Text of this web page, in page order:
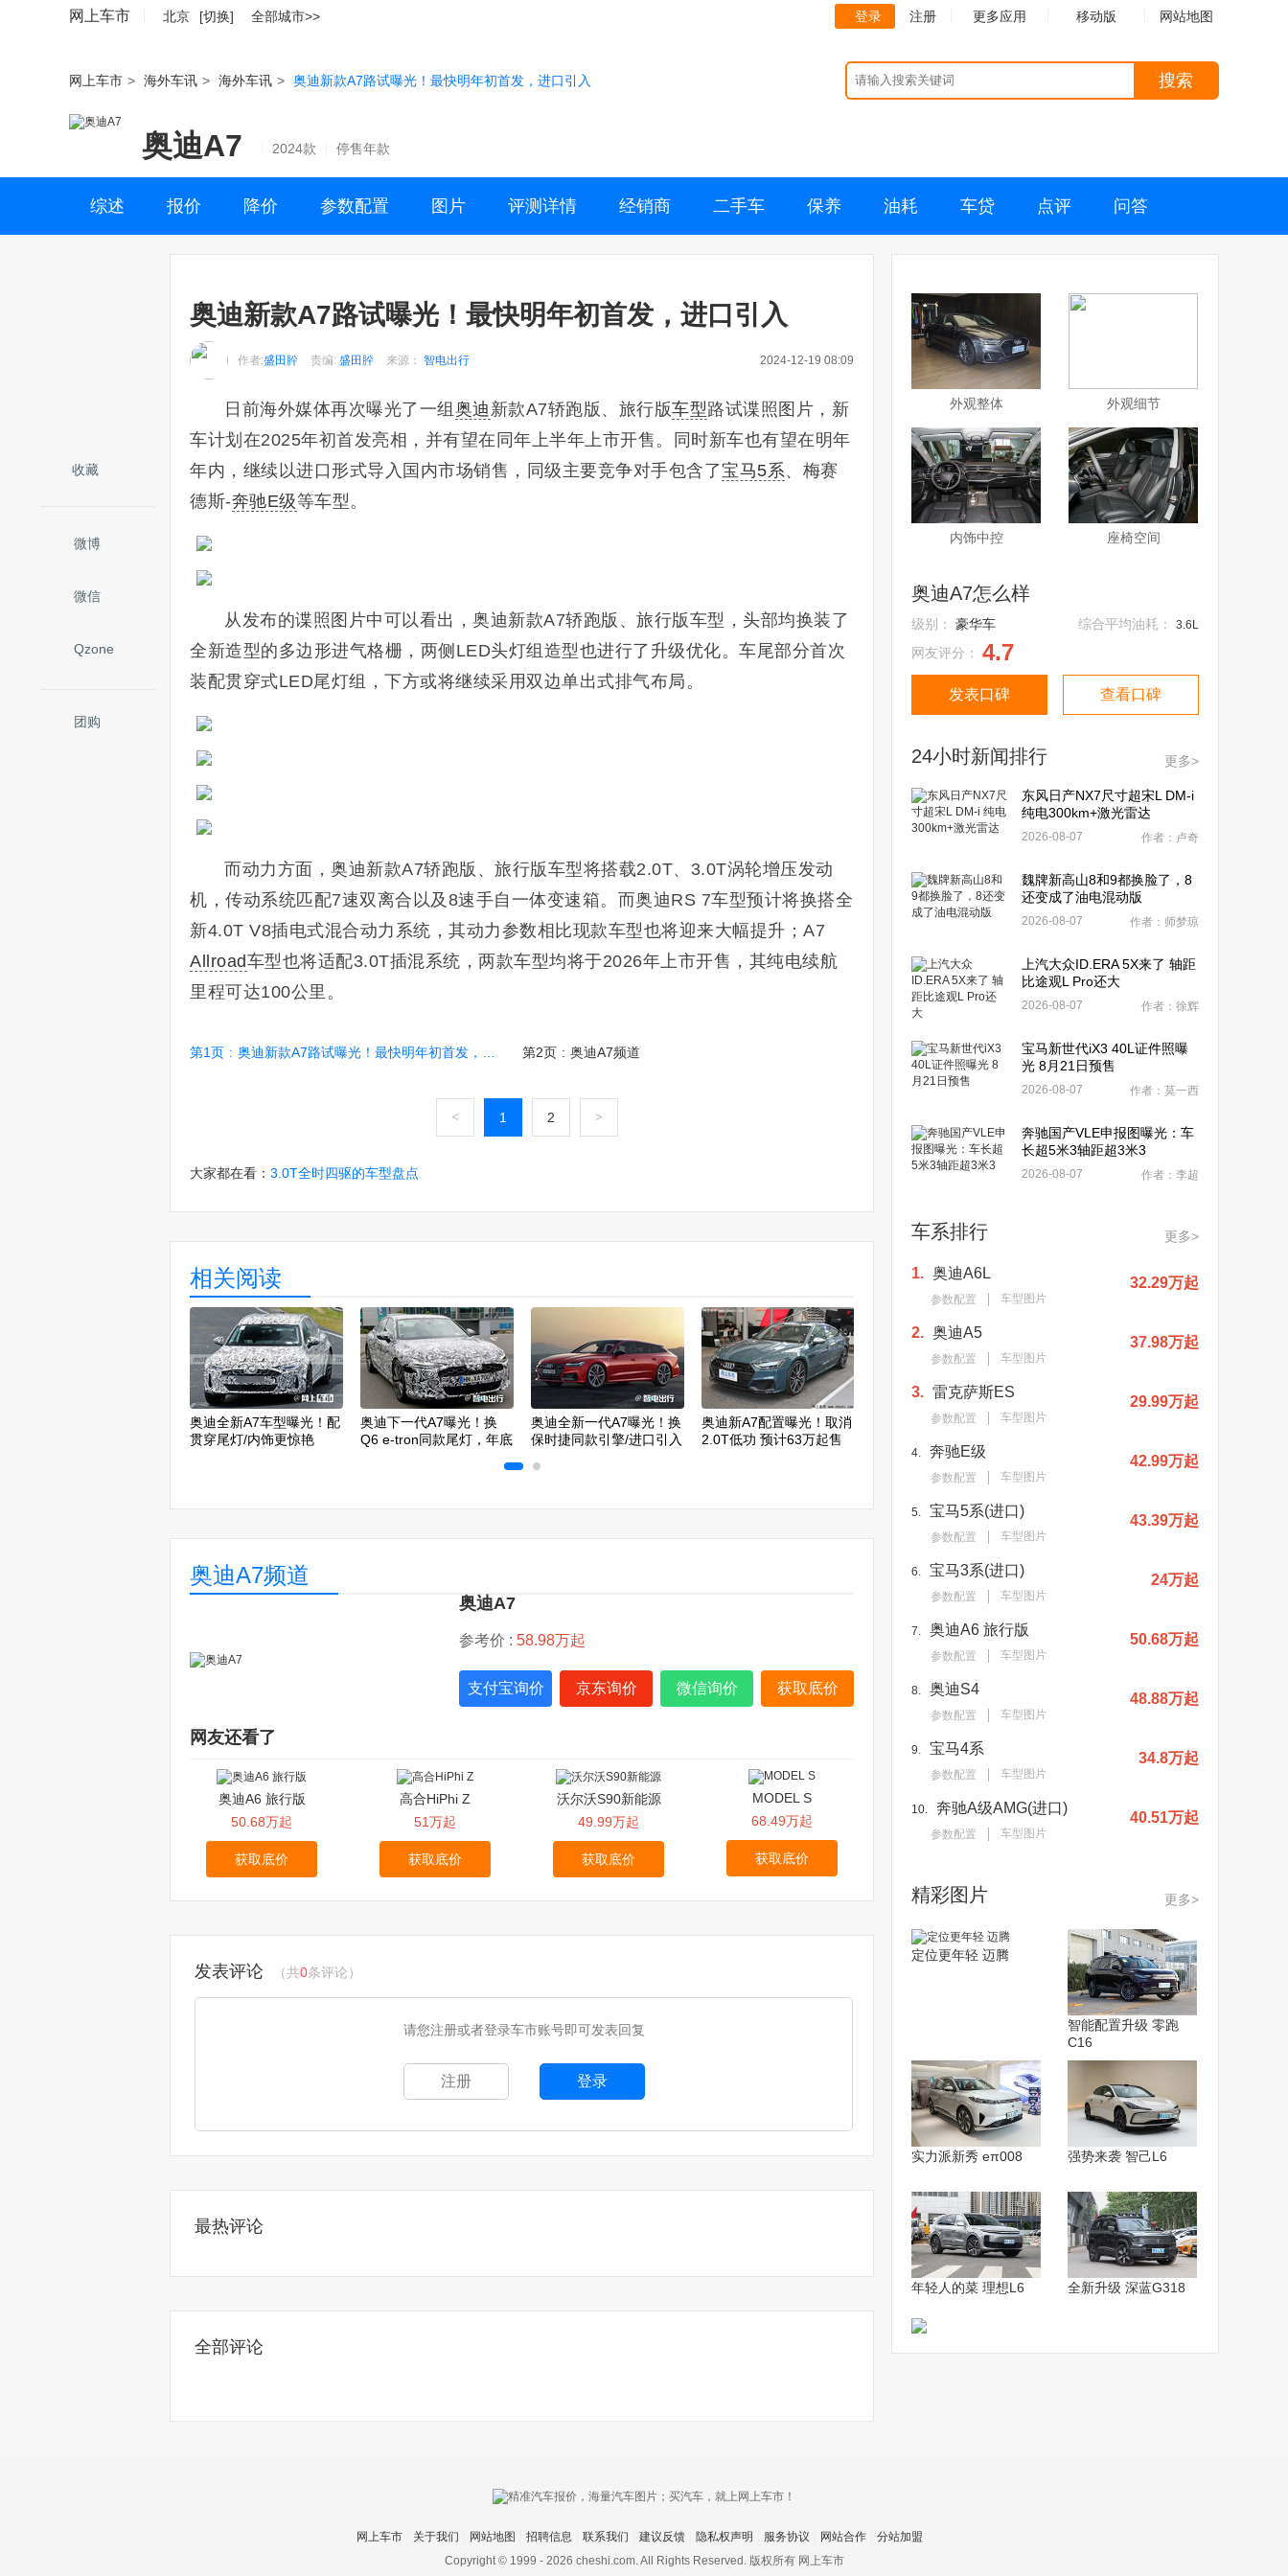
网上车市 北京 [切换] 全部城市>> 登录 注册 更多应用 移动版 网站地图
网上车市 > 海外车讯 > 海外车讯 > 奥迪新款A7路试曝光！最快明年初首发，进口引入 搜索
奥迪A7 2024款 停售年款
综述 报价 降价 参数配置 图片 评测详情 经销商 二手车 保养 油耗 车贷 点评 问答
收藏
微博
微信
Qzone
团购
奥迪新款A7路试曝光！最快明年初首发，进口引入
作者:盛田肸 责编: 盛田肸 来源： 智电出行 2024-12-19 08:09
日前海外媒体再次曝光了一组 奥迪 新款A7轿跑版、旅行版车型路试谍照图片，新
车计划在2025年初首发亮相，并有望在同年上半年上市开售。同时新车也有望在明年
年内，继续以进口形式导入国内市场销售，同级主要竞争对手包含了宝马5系、梅赛
德斯-奔驰E级等车型。
从发布的谍照图片中可以看出，奥迪新款A7轿跑版、旅行版车型，头部均换装了
全新造型的多边形进气格栅，两侧LED头灯组造型也进行了升级优化。车尾部分首次
装配贯穿式LED尾灯组，下方或将继续采用双边单出式排气布局。
而动力方面，奥迪新款A7轿跑版、旅行版车型将搭载2.0T、3.0T涡轮增压发动
机，传动系统匹配7速双离合以及8速手自一体变速箱。而奥迪RS 7车型预计将换搭全
新4.0T V8插电式混合动力系统，其动力参数相比现款车型也将迎来大幅提升；A7
Allroad车型也将适配3.0T插混系统，两款车型均将于2026年上市开售，其纯电续航
里程可达100公里。
第1页 : 奥迪新款A7路试曝光！最快明年初首发，进口引入 第2页 : 奥迪A7频道
< 1 2 >
大家都在看： 3.0T全时四驱的车型盘点
相关阅读
奥迪全新A7车型曝光！配
贯穿尾灯/内饰更惊艳
奥迪下一代A7曝光！换
Q6 e-tron同款尾灯，年底
奥迪全新一代A7曝光！换
保时捷同款引擎/进口引入
奥迪新A7配置曝光！取消
2.0T低功 预计63万起售
奥迪新款A7开启预订！取
奥迪新款A7即将开售！屏
奥迪A7频道
奥迪A7
参考价 : 58.98万起
支付宝询价 京东询价 微信询价 获取底价
网友还看了
奥迪A6 旅行版
50.68万起
获取底价
高合HiPhi Z
51万起
获取底价
沃尔沃S90新能源
49.99万起
获取底价
MODEL S
68.49万起
获取底价
发表评论 （共0条评论）
请您注册或者登录车市账号即可发表回复
注册 登录
最热评论
全部评论
外观整体 外观细节
内饰中控 座椅空间
奥迪A7怎么样
级别： 豪华车 综合平均油耗： 3.6L
网友评分： 4.7
发表口碑 查看口碑
24小时新闻排行 更多>
东风日产NX7尺寸超宋L DM-i
纯电300km+激光雷达
2026-08-07 作者：卢奇
魏牌新高山8和9都换脸了，8
还变成了油电混动版
2026-08-07 作者：师梦琼
上汽大众ID.ERA 5X来了 轴距
比途观L Pro还大
2026-08-07 作者：徐辉
宝马新世代iX3 40L证件照曝
光 8月21日预售
2026-08-07 作者：莫一西
奔驰国产VLE申报图曝光：车
长超5米3轴距超3米3
2026-08-07 作者：李超
车系排行 更多>
1. 奥迪A6L
参数配置 车型图片
32.29万起
2. 奥迪A5
参数配置 车型图片
37.98万起
3. 雷克萨斯ES
参数配置 车型图片
29.99万起
4. 奔驰E级
参数配置 车型图片
42.99万起
5. 宝马5系(进口)
参数配置 车型图片
43.39万起
6. 宝马3系(进口)
参数配置 车型图片
24万起
7. 奥迪A6 旅行版
参数配置 车型图片
50.68万起
8. 奥迪S4
参数配置 车型图片
48.88万起
9. 宝马4系
参数配置 车型图片
34.8万起
10. 奔驰A级AMG(进口)
参数配置 车型图片
40.51万起
精彩图片 更多>
定位更年轻 迈腾
智能配置升级 零跑
C16
实力派新秀 eπ008 强势来袭 智己L6
年轻人的菜 理想L6 全新升级 深蓝G318
网上车市 关于我们 网站地图 招聘信息 联系我们 建议反馈 隐私权声明 服务协议 网站合作
分站加盟
Copyright © 1999 - 2026 cheshi.com. All Rights Reserved. 版权所有 网上车市